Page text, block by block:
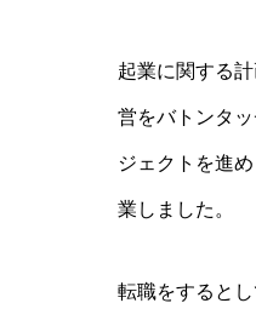
起業に関する
営をバトンタ
ジェクトを進
業しました。
転職をすると